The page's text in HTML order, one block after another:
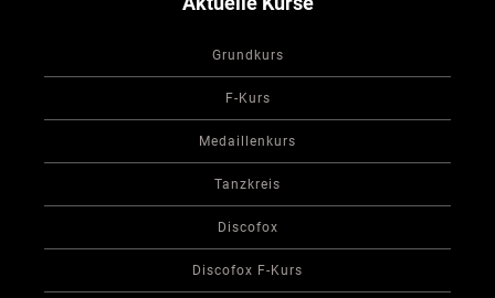
Grundkurs
F-Kurs
Medaillenkurs
Tanzkreis
Discofox
Discofox F-Kurs